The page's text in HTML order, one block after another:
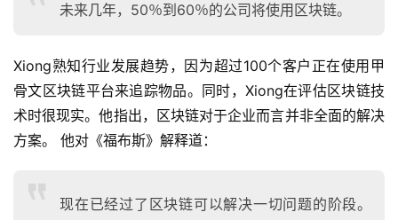
未来几年，50％到60％的公司将使用区块链。
Xiong熟知行业发展趋势，因为超过100个客户正在使用甲
骨文区块链平台来追踪物品。同时，Xiong在评估区块链技
术时很现实。他指出，区块链对于企业而言并非全面的解决
方案。 他对《福布斯》解释道：
现在已经过了区块链可以解决一切问题的阶段。